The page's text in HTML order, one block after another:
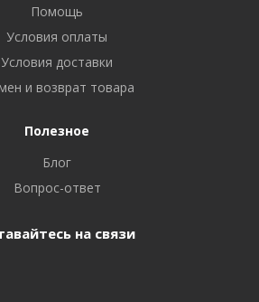
Помощь
Условия оплаты
Условия доставки
и возврат товара
Полезное
Блог
Вопрос-ответ
на связи